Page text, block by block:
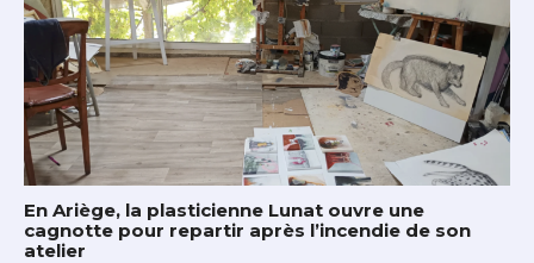
En Ariège, la plasticienne Lunat ouvre une
cagnotte pour repartir après l’incendie de son
atelier